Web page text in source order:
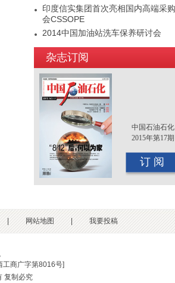
印度信实集团首次亮相国内高端采
会CSSOPE
2014中国加油站洗车保养研讨会
2015年（第十二届）中国国际油品
年终大会即将召开
杂志订阅
中国石油石化
2015年第17期
订 阅
网站地图 我要投稿
工商广字第8016号]
复制必究